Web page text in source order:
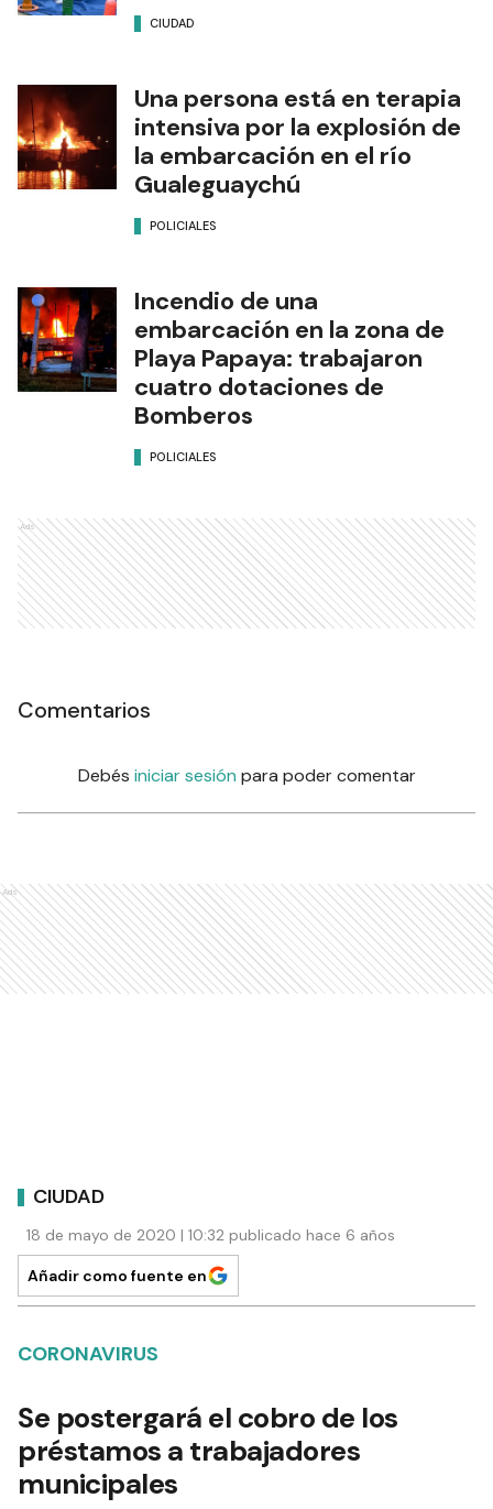
CIUDAD
Una persona está en terapia
intensiva por la explosión de
la embarcación en el río
Gualeguaychú
POLICIALES
Incendio de una
embarcación en la zona de
Playa Papaya: trabajaron
cuatro dotaciones de
Bomberos
POLICIALES
Ads
Comentarios
Debés iniciar sesión para poder comentar
Ads
CIUDAD
18 de mayo de 2020 | 10:32 publicado hace 6 años
Añadir como fuente en
CORONAVIRUS
Se postergará el cobro de los
préstamos a trabajadores
municipales